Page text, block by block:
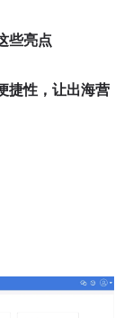
些亮点
捷性，让出海营